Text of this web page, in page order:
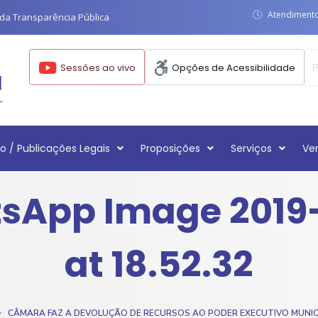
Transparência Pública
Sessões ao vivo Opções de Acessibilidade
/ Publicações Legais Proposições Serviços
Image
at 18.52.32
CÂMARA FAZ A DEVOLUÇÃO DE RECURSOS AO PODER EXECUTIVO